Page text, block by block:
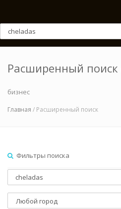
Расширенный поиск
бизнес
Главная / Расширенный поиск
Фильтры поиска